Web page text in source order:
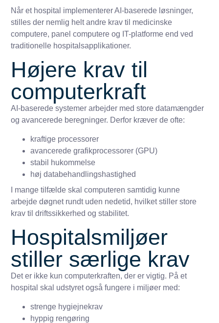
Når et hospital implementerer AI-baserede løsninger,
stilles der nemlig helt andre krav til medicinske
computere, panel computere og IT-platforme end ved
traditionelle hospitalsapplikationer.
Højere krav til
computerkraft
AI-baserede systemer arbejder med store datamængder
og avancerede beregninger. Derfor kræver de ofte:
kraftige processorer
avancerede grafikprocessorer (GPU)
stabil hukommelse
høj databehandlingshastighed
I mange tilfælde skal computeren samtidig kunne
arbejde døgnet rundt uden nedetid, hvilket stiller store
krav til driftssikkerhed og stabilitet.
Hospitalsmiljøer
stiller særlige krav
Det er ikke kun computerkraften, der er vigtig. På et
hospital skal udstyret også fungere i miljøer med:
strenge hygiejnekrav
hyppig rengøring